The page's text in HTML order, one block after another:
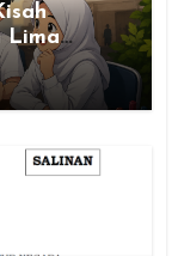
Lima